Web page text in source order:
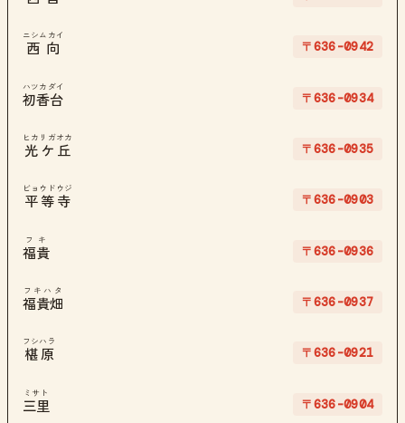
西向
ニシムカイ
〒636-0942
初香台
ハツカダイ
〒636-0934
光ケ丘
ヒカリガオカ
〒636-0935
平等寺
ビョウドウジ
〒636-0903
福貴
フキ
〒636-0936
福貴畑
フキハタ
〒636-0937
椹原
フシハラ
〒636-0921
三里
ミサト
〒636-0904